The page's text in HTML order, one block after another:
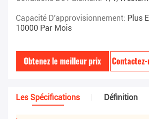
Capacité D'approvisionnement: Plus
10000 Par Mois
Obtenez le meilleur prix
Les Spécifications Définition